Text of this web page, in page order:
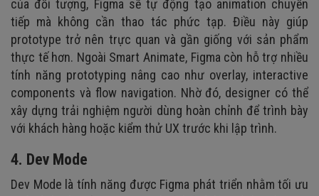
của đối tượng, Figma sẽ tự động tạo animation chuyển
tiếp mà không cần thao tác phức tạp. Điều này giúp
prototype trở nên trực quan và gần giống với sản phẩm
thực tế hơn. Ngoài Smart Animate, Figma còn hỗ trợ nhiều
tính năng prototyping nâng cao như overlay, interactive
components và flow navigation. Nhờ đó, designer có thể
xây dựng trải nghiệm người dùng hoàn chỉnh để trình bày
với khách hàng hoặc kiểm thử UX trước khi lập trình.
4. Dev Mode
Dev Mode là tính năng được Figma phát triển nhằm tối ưu